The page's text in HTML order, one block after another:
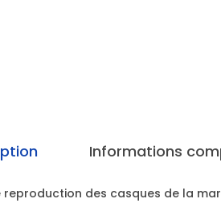
Informations
des casques de la